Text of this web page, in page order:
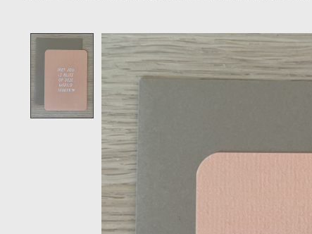
Product image slideshow Items